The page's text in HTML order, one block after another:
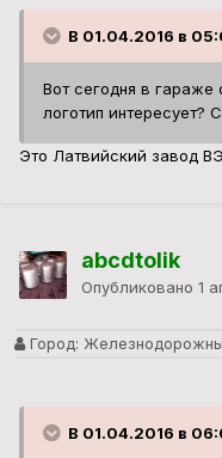
В 01.04.2016 в
Вот сегодня в гараже
логотип интересует?
Это Латвийский завод
abcdtolik
Опубликовано 1
Город:
В 01.04.2016 в